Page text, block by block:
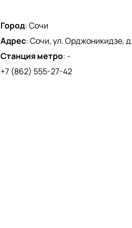
Город:Сочи
Адрес:Сочи, ул. Орджоникидзе,
Станция метро: -
+7 (862) 555-27-42